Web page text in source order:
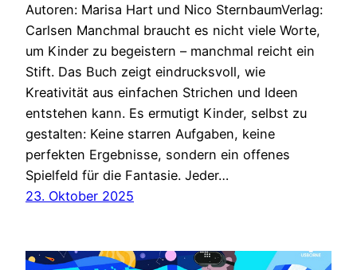
Autoren: Marisa Hart und Nico SternbaumVerlag:
Carlsen Manchmal braucht es nicht viele Worte,
um Kinder zu begeistern – manchmal reicht ein
Stift. Das Buch zeigt eindrucksvoll, wie
Kreativität aus einfachen Strichen und Ideen
entstehen kann. Es ermutigt Kinder, selbst zu
gestalten: Keine starren Aufgaben, keine
perfekten Ergebnisse, sondern ein offenes
Spielfeld für die Fantasie. Jeder…
23. Oktober 2025